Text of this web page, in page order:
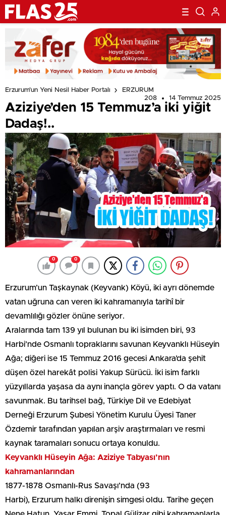
Erzurum'un Yeni Nesil Haber Portalı
ERZURUM
208
14 Temmuz 2025
Aziziye’den 15 Temmuz’a iki yiğit
Dadaş!..
0 0
Erzurum’un Taşkaynak (Keyvank) Köyü, iki ayrı dönemde
vatan uğruna can veren iki kahramanıyla tarihî bir
devamlılığı gözler önüne seriyor.
Aralarında tam 139 yıl bulunan bu iki isimden biri, 93
Harbi’nde Osmanlı topraklarını savunan Keyvanklı Hüseyin
Ağa; diğeri ise 15 Temmuz 2016 gecesi Ankara’da şehit
düşen özel harekât polisi Yakup Sürücü. İki isim farklı
yüzyıllarda yaşasa da aynı inançla görev yaptı. O da vatanı
savunmak. Bu tarihsel bağ, Türkiye Dil ve Edebiyat
Derneği Erzurum Şubesi Yönetim Kurulu Üyesi Taner
Özdemir tarafından yapılan arşiv araştırmaları ve resmi
kaynak taramaları sonucu ortaya konuldu.
Keyvanklı Hüseyin Ağa: Aziziye Tabyası’nın
kahramanlarından
1877-1878 Osmanlı-Rus Savaşı’nda (93
Harbi), Erzurum halkı direnişin simgesi oldu. Tarihe geçen